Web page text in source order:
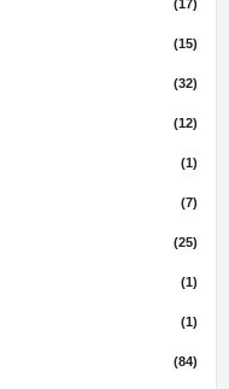
(17)
(15)
(32)
(12)
(1)
(7)
(25)
(1)
(1)
(84)